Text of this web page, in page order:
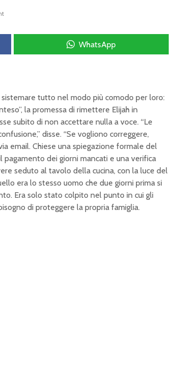
WhatsApp
tutto nel modo più comodo per loro:
la promessa di rimettere Elijah in
subito di non accettare nulla a voce. “Le
disse. “Se vogliono correggere,
email. Chiese una spiegazione formale del
dei giorni mancati e una verifica
seduto al tavolo della cucina, con la luce del
era lo stesso uomo che due giorni prima si
Era solo stato colpito nel punto in cui gli
di proteggere la propria famiglia.